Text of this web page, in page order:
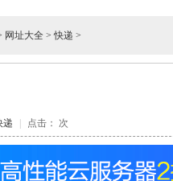
网址大全 >快递 >
递 点击： 次